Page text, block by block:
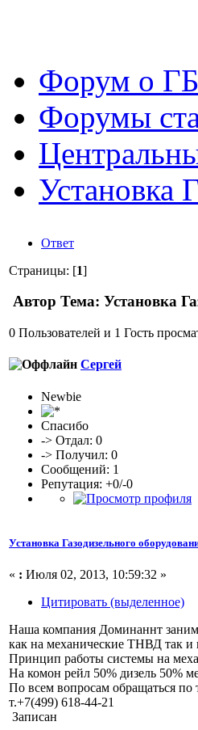
Форум о
Форумы
Установка
Ответ
Страницы: [1]
Автор Тема: Установка
0 Пользователей и 1 Гость
Сергей
Newbie
Спасибо
-> Отдал: 0
-> Получил: 0
Сообщений: 1
Репутация: +0/-0
Установка Газодизельного
« : Июля 02, 2013, 10:59:32 »
Цитировать (выделенное)
Наша компания Доминаннт
как на механические ТНВД так и
Принцип работы системы на
На комон рейл 50% дизель 50%
По всем вопросам обращаться по
т.+7(499) 618-44-21
Записан